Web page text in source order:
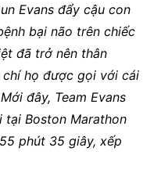
Evans đẩy cậu con
bại não trên chiếc
đã trở nên thân
họ được gọi với cái
đây, Team Evans
Boston Marathon
phút 35 giây, xếp